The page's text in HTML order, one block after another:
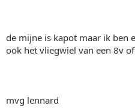
de mijne is kapot maar ik ben
ook het vliegwiel van een 8v
mvg lennard